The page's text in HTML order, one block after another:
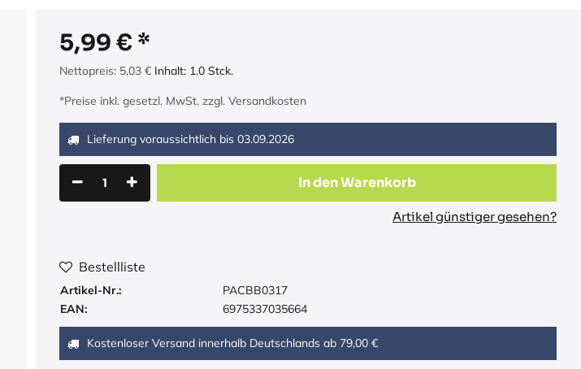
5,99 €
Nettopreis: 5,03 € Inhalt: 1.0 Stck.
*Preise inkl. gesetzl. MwSt. zzgl. Versandkosten
Lieferung voraussichtlich bis 03.09.2026
In den Warenkorb
Artikel günstiger gesehen?
Bestellliste
Artikel-Nr.:
PACBB0317
EAN:
6975337035664
Kostenloser Versand innerhalb Deutschlands ab 79,00 €